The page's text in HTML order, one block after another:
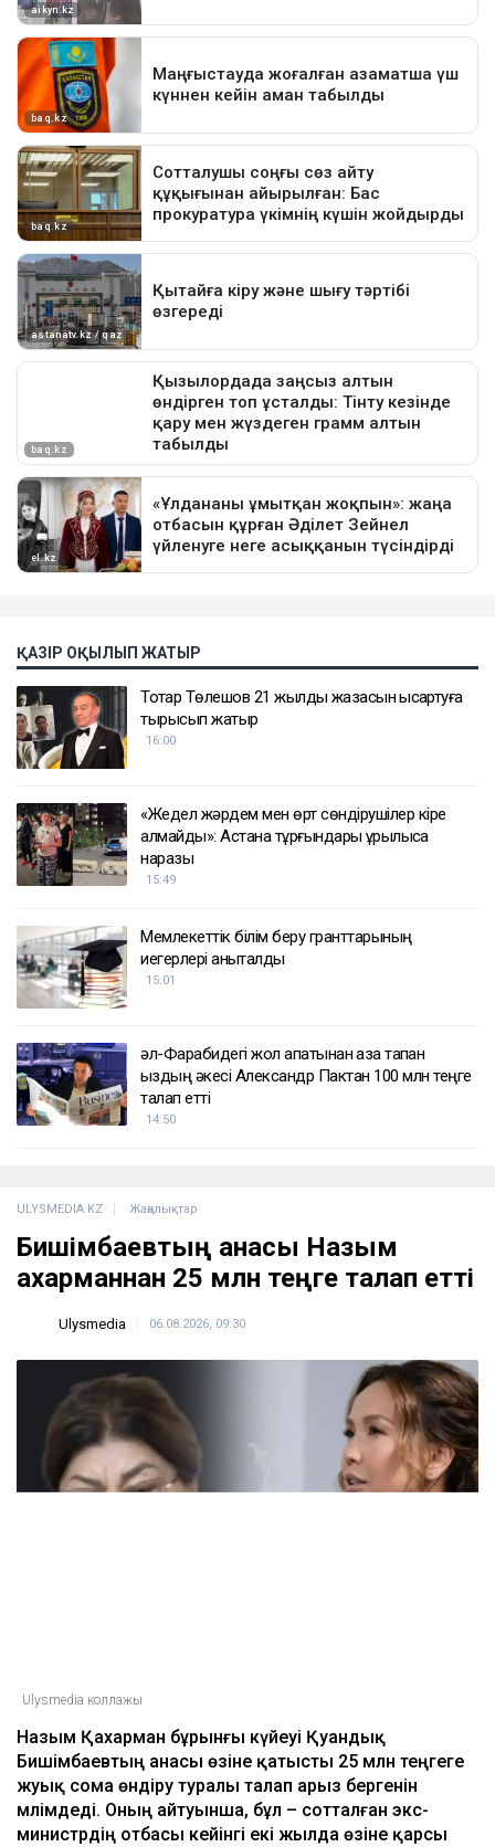
ҚАЗІР ОҚЫЛЫП ЖАТЫР
Тоқтар Төлешов 21 жылдық жазасын қысқартуға
тырысып жатыр
16:00
«Жедел жәрдем мен өрт сөндірушілер кіре
алмайды»: Астана тұрғындары құрылысқа
наразы
15:49
Мемлекеттік білім беру гранттарының
иегерлері анықталды
15:01
әл-Фарабидегі жол апатынан қаза тапқан
қыздың әкесі Александр Пактан 100 млн теңге
талап етті
14:50
ULYSMEDIA.KZ Жаңалықтар
Бишімбаевтың анасы Назым
Қахарманнан 25 млн теңге талап етті
Ulysmedia 06.08.2026, 09:30
Ulysmedia коллажы
Назым Қахарман бұрынғы күйеуі Қуандық
Бишімбаевтың анасы өзіне қатысты 25 млн теңгеге
жуық сома өндіру туралы талап арыз бергенін
мәлімдеді. Оның айтуынша, бұл – сотталған экс-
министрдің отбасы кейінгі екі жылда өзіне қарсы